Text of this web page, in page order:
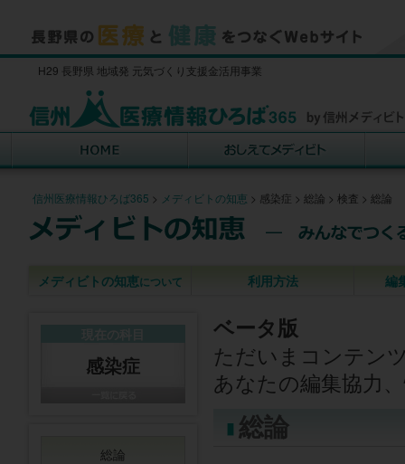
H29 長野県 地域発 元気づくり支援金活用事業
信州医療情報ひろば365 > メディビトの知恵 > 感染症 > 総論 > 検査 > 総論
メディビトの知恵について 利用方法 編
ベータ版
ただいまコンテン
あなたの編集協力
総論
感染症
総論